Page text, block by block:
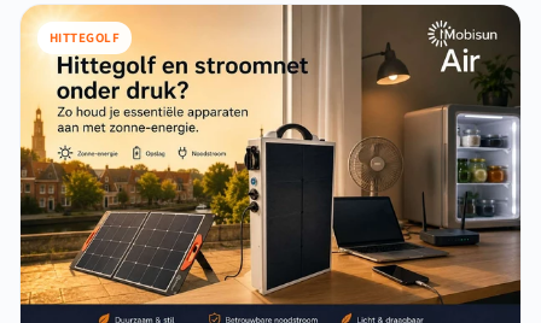
HITTEGOLF